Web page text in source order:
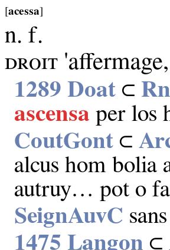
[acessa]
n. f.
ᴅʀᴏɪᴛ
1289 Doat ⊂Rn
ascensa per los
CoutGont ⊂
alcus hom bolia
autruy… pot o
SeignAuvC
1475 Langon ⊂